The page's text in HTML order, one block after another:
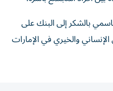
بالشكر إلى البنك على
والخيري في الإمارات